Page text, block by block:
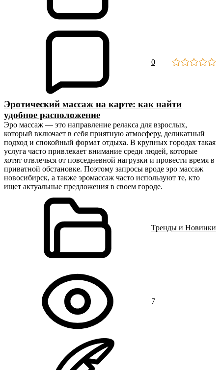
0
Эротический массаж на карте: как найти
удобное расположение
Эро массаж — это направление релакса для взрослых,
который включает в себя приятную атмосферу, деликатный
подход и спокойный формат отдыха. В крупных городах такая
услуга часто привлекает внимание среди людей, которые
хотят отвлечься от повседневной нагрузки и провести время в
приватной обстановке. Поэтому запросы вроде эро массаж
новосибирск, а также эромассаж часто используют те, кто
ищет актуальные предложения в своем городе.
Тренды и Новинки
7